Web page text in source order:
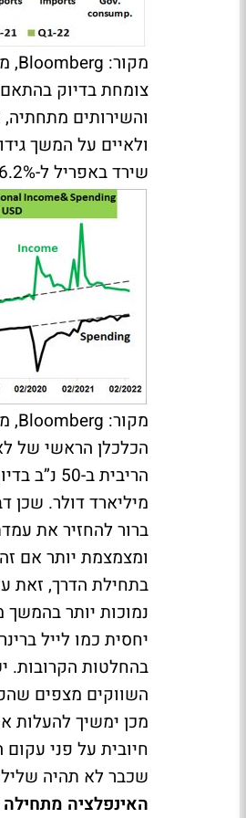
מקור: Bloomberg, מיטב דש ברוקראז'
צומחת בדיוק בהתאם
והשירותים
ולאיים על המשך
שירד באפריל ל-6.2% לעומת ממוצע של כ-7.5% בשנתיים שקדמו למגפה.
מקור: Bloomberg, מיטב דש ברוקראז'
הכלכלן הראשי של
מיליארד דולר. שכן
ברור להחזיר את
ומצמצמת יותר אם
בתחילת הדרך, זאת
נמוכות יותר בהמשך
חיובית על פני
שכבר לא תהיה
האינפלציה